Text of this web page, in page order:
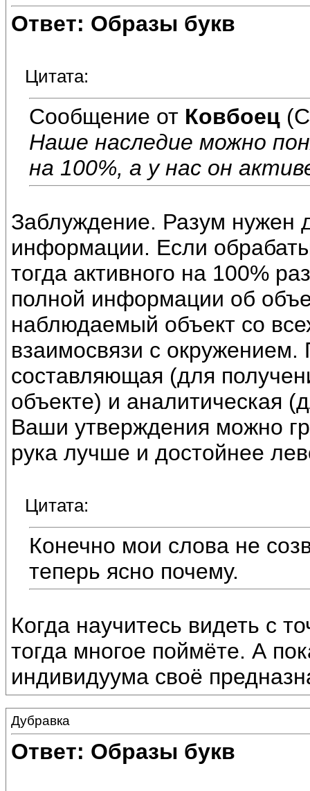
Ответ: Образы букв
Цитата:
Сообщение от Ковбоец
Наше наследие можно
на 100%, а у нас он
Заблуждение. Разум нужен
информации. Если
тогда активного на 100%
полной информации об
наблюдаемый объект со
взаимосвязи с
составляющая (для
объекте) и аналитическая
Ваши утверждения можно
рука лучше и достойнее
Цитата:
Конечно мои слова не
теперь ясно почему.
Когда научитесь видеть с
тогда многое поймёте. А
индивидуума своё
Дубравка
Ответ: Образы букв